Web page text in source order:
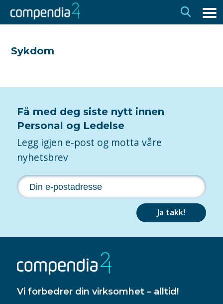
Sykdom
Få med deg siste nytt innen
Personal og Ledelse
Legg igjen e-post og motta våre
nyhetsbrev
Ja takk!
Vi forbedrer din virksomhet – alltid!